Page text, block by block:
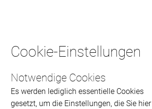
Cookie-Einstellungen
Notwendige Cookies
Es werden lediglich essentielle Cookies
gesetzt, um die Einstellungen, die Sie hier